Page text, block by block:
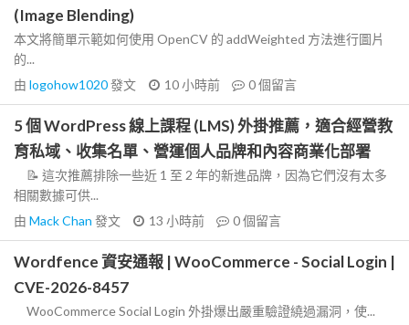
(Image Blending)
本文將簡單示範如何使用 OpenCV 的 addWeighted 方法進行圖片
的...
由 logohow1020發文 10 小時前 0個留言
5 個 WordPress 線上課程 (LMS) 外掛推薦，適合經營教
育私域、收集名單、營運個人品牌和內容商業化部署
📝 這次推薦排除一些近 1 至 2 年的新進品牌，因為它們沒有太多
相關數據可供...
由 Mack Chan 發文 13 小時前 0個留言
Wordfence 資安通報 | WooCommerce - Social Login |
CVE-2026-8457
WooCommerce Social Login 外掛爆出嚴重驗證繞過漏洞，使...